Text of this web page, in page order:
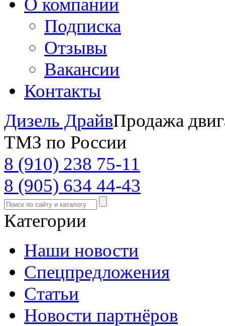
О компании
Подписка
Отзывы
Вакансии
Контакты
Дизель ДрайвПродажа
ТМЗ по России
8 (910) 238 75-11
8 (905) 634 44-43
Категории
Наши новости
Спецпредложения
Статьи
Новости партнёров